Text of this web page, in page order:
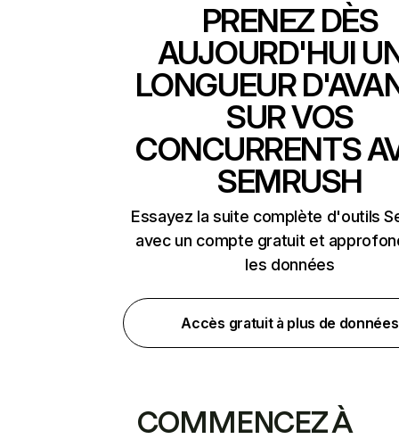
PRENEZ DÈS
AUJOURD'HUI
LONGUEUR
SUR VOS
CONCURRENTS
SEMRUSH
Essayez la suite complète d'outils
avec un compte gratuit et
les données
Accès gratuit à plus de données
COMMENCEZ À